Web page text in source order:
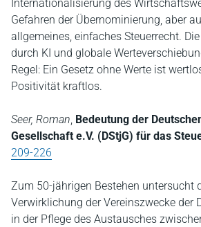
Internationalisierung des
Gefahren der Übernominierung, aber
allgemeines, einfaches Steuerrecht.
durch KI und globale
Regel: Ein Gesetz ohne Werte ist
Positivität kraftlos.
Seer, Roman, Bedeutung der
Gesellschaft e.V. (DStjG) für das
209-226
Zum 50-jährigen Bestehen untersucht
Verwirklichung der Vereinszwecke der
in der Pflege des Austausches